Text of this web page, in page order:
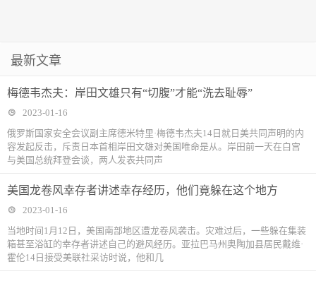
最新文章
梅德韦杰夫：岸田文雄只有“切腹”才能“洗去耻辱”
2023-01-16
俄罗斯国家安全会议副主席德米特里·梅德韦杰夫14日就日美共同声明的内
容发起反击，斥责日本首相岸田文雄对美国唯命是从。岸田前一天在白宫
与美国总统拜登会谈，两人发表共同声
美国龙卷风幸存者讲述幸存经历，他们竟躲在这个地方
2023-01-16
当地时间1月12日，美国南部地区遭龙卷风袭击。灾难过后，一些躲在集装
箱甚至浴缸的幸存者讲述自己的避风经历。亚拉巴马州奥陶加县居民戴维·
霍伦14日接受美联社采访时说，他和几